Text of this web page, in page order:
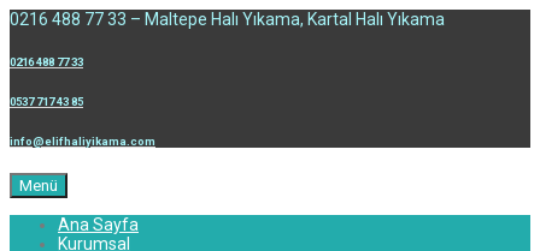
0216 488 77 33 – Maltepe Halı Yıkama, Kartal Halı Yıkama
0216 488 77 33
0537 717 43 85
info@elifhaliyikama.com
Menü
Ana Sayfa
Kurumsal